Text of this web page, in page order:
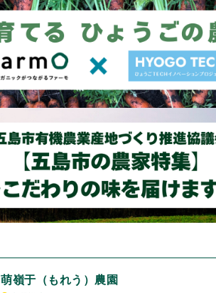
萌嶺于（もれう）農園